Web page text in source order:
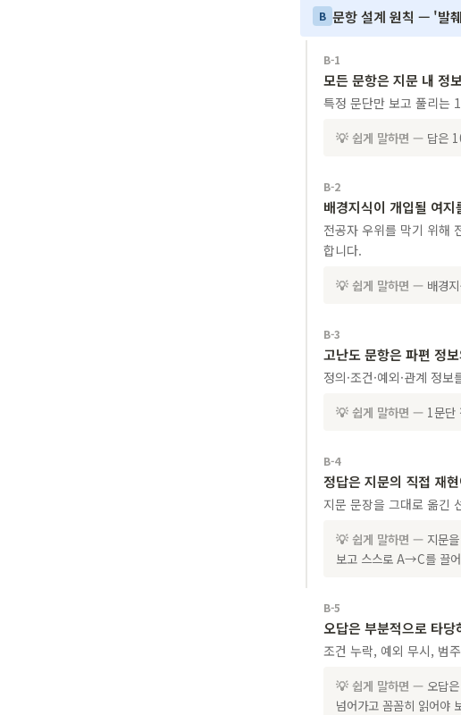
B 문항 설계 원칙 — '발
B-1
모든 문항은 지문 내 정
특정 문단만 보고 풀리는
💡 쉽게 말하면 — 답은
B-2
배경지식이 개입될 여지
전공자 우위를 막기 위해
합니다.
💡 쉽게 말하면 — 배경
B-3
고난도 문항은 파편 정
정의·조건·예외·관계 정
💡 쉽게 말하면 — 1문단
B-4
정답은 지문의 직접 재
지문 문장을 그대로 옮긴
💡 쉽게 말하면 — 지문
보고 스스로 A→C를 끌
B-5
오답은 부분적으로 타
조건 누락, 예외 무시, 범
💡 쉽게 말하면 — 오답
넘어가고 꼼꼼히 읽어야